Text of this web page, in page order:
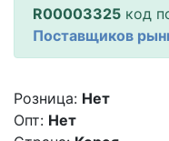
R00003325 код
Поставщиков
Розница: Нет
Опт: Нет